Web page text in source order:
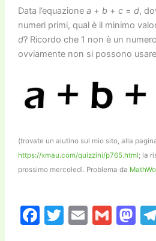
Data l’equazione a+ b+ c= d,
numeri primi, qual è il minimo
d? Ricordo che 1 non è un
ovviamente non si possono
(trovate un aiutino sul mio sito, alla
https://xmau.com/quizzini/p765.html; la
prossimo mercoledì. Problema da
F T E G M